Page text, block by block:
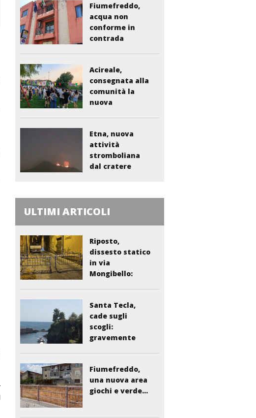
Fiumefreddo,
acqua non
conforme in
contrada
Acireale,
consegnata alla
comunità la
nuova
Etna, nuova
attività
stromboliana
dal cratere
ULTIMI ARTICOLI
Riposto,
dissesto statico
in via
Mongibello:
Santa Tecla,
cade sugli
scogli:
gravemente
Fiumefreddo,
una nuova area
giochi e verde...